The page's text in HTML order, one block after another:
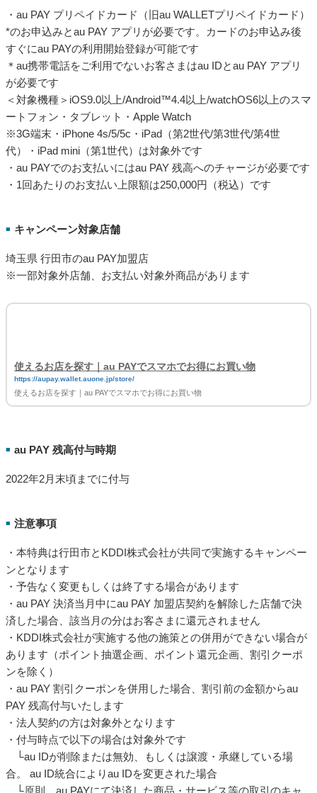
・au PAY プリペイドカード（旧au WALLETプリペイドカード）
*のお申込みとau PAY アプリが必要です。カードのお申込み後
すぐにau PAYの利用開始登録が可能です
＊au携帯電話をご利用でないお客さまはau IDとau PAY アプリ
が必要です
＜対象機種＞iOS9.0以上/Android™4.4以上/watchOS6以上のスマ
ートフォン・タブレット・Apple Watch
※3G端末・iPhone 4s/5/5c・iPad（第2世代/第3世代/第4世
代）・iPad mini（第1世代）は対象外です
・au PAYでのお支払いにはau PAY 残高へのチャージが必要です
・1回あたりのお支払い上限額は250,000円（税込）です
■ キャンペーン対象店舗
埼玉県 行田市のau PAY加盟店
※一部対象外店舗、お支払い対象外商品があります
使えるお店を探す｜au PAYでスマホでお得にお買い物
https://aupay.wallet.auone.jp/store/
使えるお店を探す｜au PAYでスマホでお得にお買い物
■ au PAY 残高付与時期
2022年2月末頃までに付与
■ 注意事項
・本特典は行田市とKDDI株式会社が共同で実施するキャンペー
ンとなります
・予告なく変更もしくは終了する場合があります
・au PAY 決済当月中にau PAY 加盟店契約を解除した店舗で決
済した場合、該当月の分はお客さまに還元されません
・KDDI株式会社が実施する他の施策との併用ができない場合が
あります（ポイント抽選企画、ポイント還元企画、割引クーポ
ンを除く）
・au PAY 割引クーポンを併用した場合、割引前の金額からau
PAY 残高付与いたします
・法人契約の方は対象外となります
・付与時点で以下の場合は対象外です
└au IDが削除または無効、もしくは譲渡・承継している場
合。 au ID統合によりau IDを変更された場合
└原則、au PAYにて決済した商品・サービス等の取引のキャ